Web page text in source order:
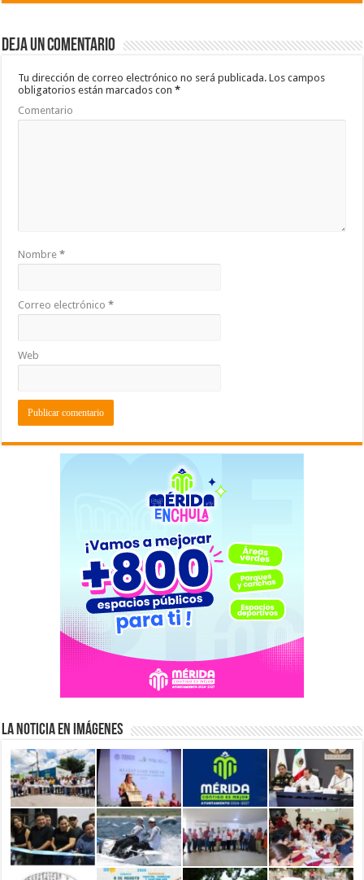
b
o
o
k
er sA
p
p
ar
ti
Deja un comentario
Tu dirección de correo electrónico no será publicada. Los campos
obligatorios están marcados con*
Comentario
Nombre*
Correo electrónico*
Web
La Noticia en Imágenes